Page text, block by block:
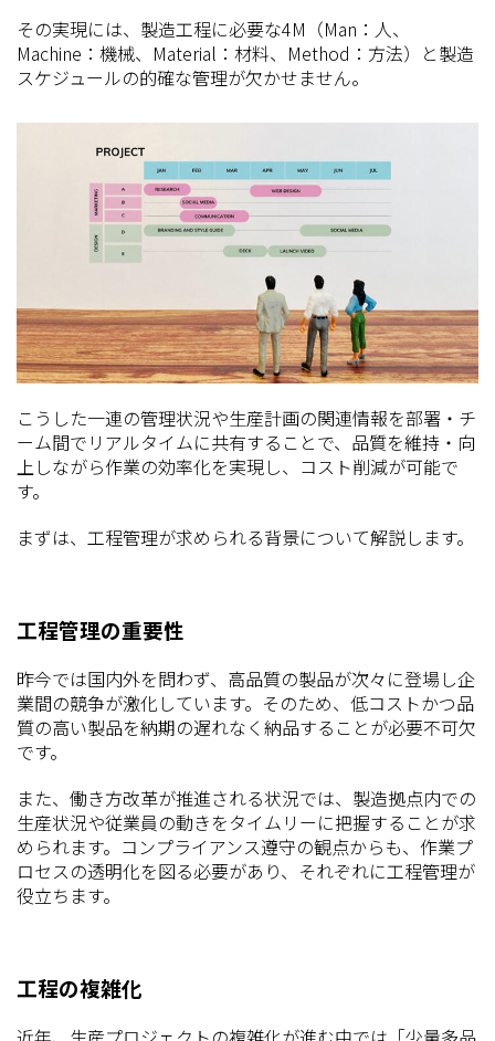
その実現には、製造工程に必要な4M（Man：人、
Machine：機械、Material：材料、Method：方法）と製造
スケジュールの的確な管理が欠かせません。
こうした一連の管理状況や生産計画の関連情報を部署・チ
ーム間でリアルタイムに共有することで、品質を維持・向
上しながら作業の効率化を実現し、コスト削減が可能で
す。
まずは、工程管理が求められる背景について解説します。
工程管理の重要性
昨今では国内外を問わず、高品質の製品が次々に登場し企
業間の競争が激化しています。そのため、低コストかつ品
質の高い製品を納期の遅れなく納品することが必要不可欠
です。
また、働き方改革が推進される状況では、製造拠点内での
生産状況や従業員の動きをタイムリーに把握することが求
められます。コンプライアンス遵守の観点からも、作業プ
ロセスの透明化を図る必要があり、それぞれに工程管理が
役立ちます。
工程の複雑化